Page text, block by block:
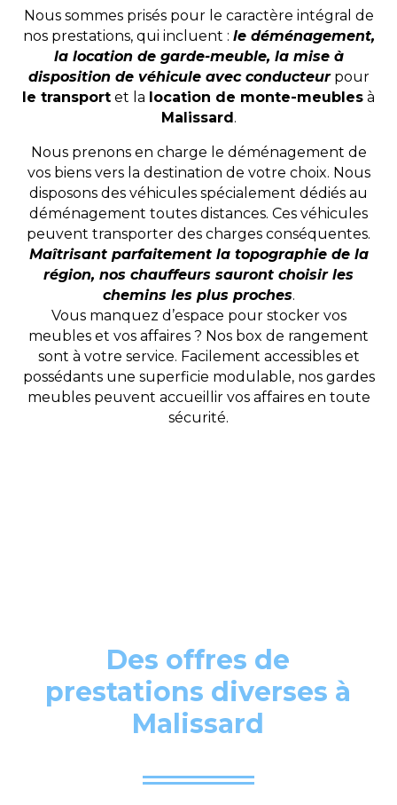
Nous sommes prisés pour le caractère intégral de
nos prestations, qui incluent : le déménagement,
la location de garde-meuble, la mise à
disposition de véhicule avec conducteurpour
le transport et la location de monte-meubles à
Malissard .
Nous prenons en charge le déménagement de
vos biens vers la destination de votre choix. Nous
disposons des véhicules spécialement dédiés au
déménagement toutes distances. Ces véhicules
peuvent transporter des charges conséquentes.
Maîtrisant parfaitement la topographie de la
région, nos chauffeurs sauront choisir les
chemins les plus proches.
Vous manquez d’espace pour stocker vos
meubles et vos affaires ? Nos box de rangement
sont à votre service. Facilement accessibles et
possédants une superficie modulable, nos gardes
meubles peuvent accueillir vos affaires en toute
sécurité.
Des offres de
prestations diverses à
Malissard